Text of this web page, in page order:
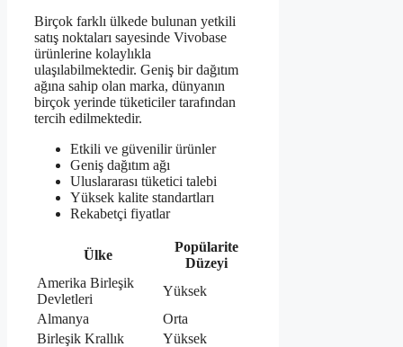
Birçok farklı ülkede bulunan yetkili
satış noktaları sayesinde Vivobase
ürünlerine kolaylıkla
ulaşılabilmektedir. Geniş bir dağıtım
ağına sahip olan marka, dünyanın
birçok yerinde tüketiciler tarafından
tercih edilmektedir.
Etkili ve güvenilir ürünler
Geniş dağıtım ağı
Uluslararası tüketici talebi
Yüksek kalite standartları
Rekabetçi fiyatlar
Ülke
Popülarite
Düzeyi
Amerika Birleşik
Devletleri
Yüksek
Almanya
Orta
Birleşik Krallık
Yüksek